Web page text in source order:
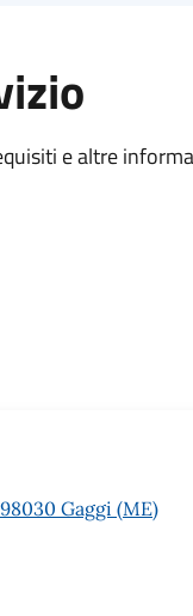
e altre
Gaggi (ME)